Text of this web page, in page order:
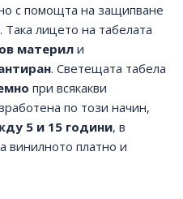
с помощта на защипване
лицето на табелата
материл и
. Светещата табела
при всякакви
по този начин,
5 и 15 години, в
винилното платно и